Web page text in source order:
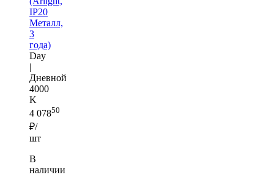
IP20
Металл,
3
года)
Day
|
Дневной
4000
K
4 07850
₽/
шт
В
наличии